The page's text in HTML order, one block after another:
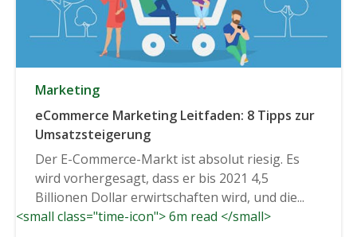
Marketing
eCommerce Marketing Leitfaden: 8 Tipps zur
Umsatzsteigerung
Der E-Commerce-Markt ist absolut riesig. Es
wird vorhergesagt, dass er bis 2021 4,5
Billionen Dollar erwirtschaften wird, und die...
<small class="time-icon"> 6m read </small>